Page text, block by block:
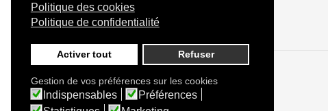
Politique des cookies
Politique de confidentialité
Activer tout Refuser
Gestion de vos préférences sur les cookies
Indispensables
Préférences
Politique de confidentialité Mentions légales